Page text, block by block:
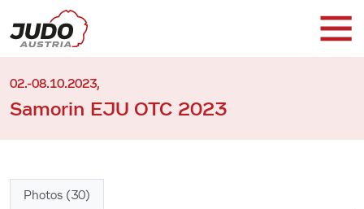
02.-08.10.2023,
Samorin EJU OTC 2023
Photos (30)